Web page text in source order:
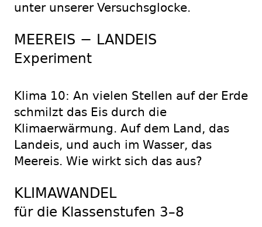
unter unserer Versuchsglocke.
MEEREIS − LANDEIS
Experiment
Klima 10: An vielen Stellen auf der Erde
schmilzt das Eis durch die
Klimaerwärmung. Auf dem Land, das
Landeis, und auch im Wasser, das
Meereis. Wie wirkt sich das aus?
KLIMAWANDEL
für die Klassenstufen 3–8